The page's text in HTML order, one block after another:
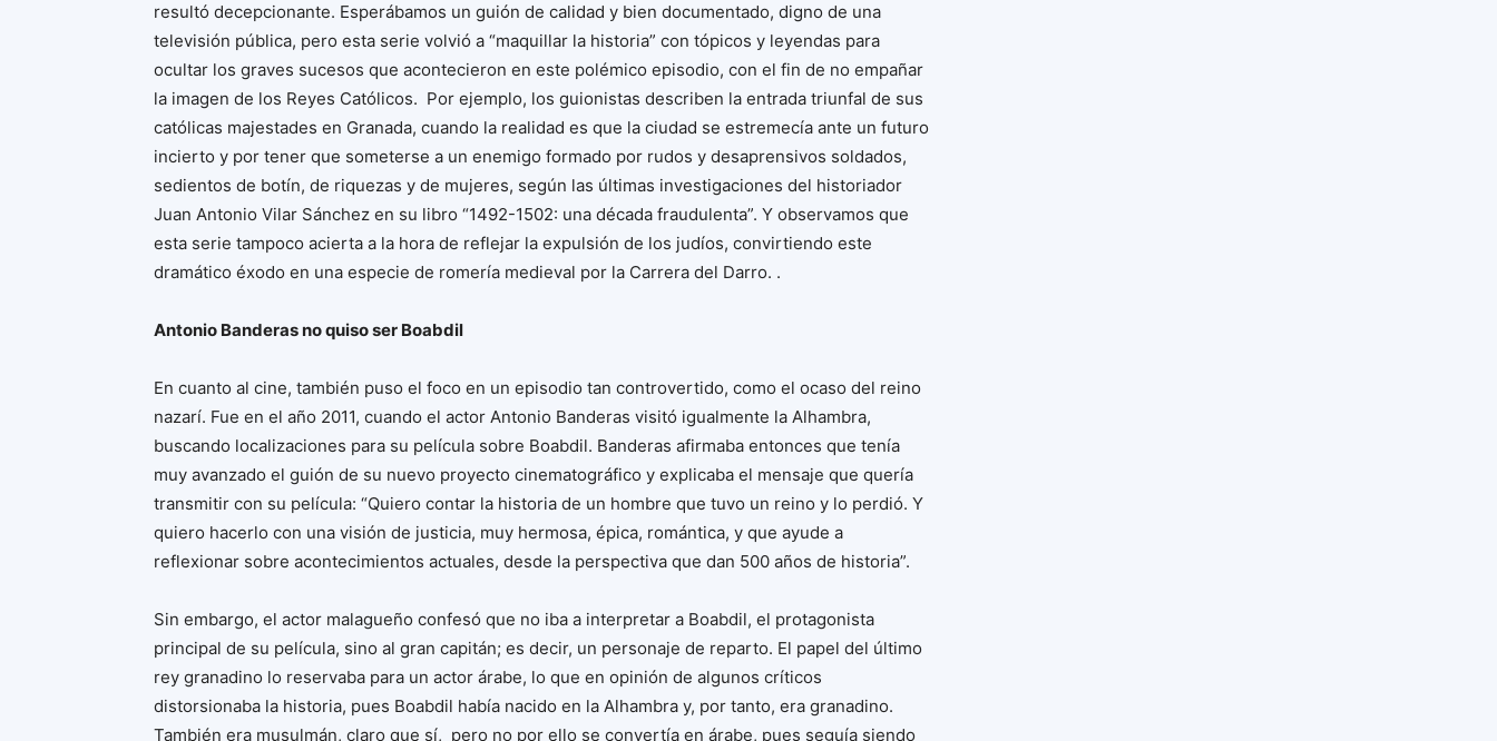
resultó decepcionante. Esperábamos un guión de calidad y bien documentado, digno de una
televisión pública, pero esta serie volvió a “maquillar la historia” con tópicos y leyendas para
ocultar los graves sucesos que acontecieron en este polémico episodio, con el fin de no empañar
la imagen de los Reyes Católicos. Por ejemplo, los guionistas describen la entrada triunfal de sus
católicas majestades en Granada, cuando la realidad es que la ciudad se estremecía ante un futuro
incierto y por tener que someterse a un enemigo formado por rudos y desaprensivos soldados,
sedientos de botín, de riquezas y de mujeres, según las últimas investigaciones del historiador
Juan Antonio Vilar Sánchez en su libro “1492-1502: una década fraudulenta”. Y observamos que
esta serie tampoco acierta a la hora de reflejar la expulsión de los judíos, convirtiendo este
dramático éxodo en una especie de romería medieval por la Carrera del Darro. .
Antonio Banderas no quiso ser Boabdil
En cuanto al cine, también puso el foco en un episodio tan controvertido, como el ocaso del reino
nazarí. Fue en el año 2011, cuando el actor Antonio Banderas visitó igualmente la Alhambra,
buscando localizaciones para su película sobre Boabdil. Banderas afirmaba entonces que tenía
muy avanzado el guión de su nuevo proyecto cinematográfico y explicaba el mensaje que quería
transmitir con su película: “Quiero contar la historia de un hombre que tuvo un reino y lo perdió. Y
quiero hacerlo con una visión de justicia, muy hermosa, épica, romántica, y que ayude a
reflexionar sobre acontecimientos actuales, desde la perspectiva que dan 500 años de historia”.
Sin embargo, el actor malagueño confesó que no iba a interpretar a Boabdil, el protagonista
principal de su película, sino al gran capitán; es decir, un personaje de reparto. El papel del último
rey granadino lo reservaba para un actor árabe, lo que en opinión de algunos críticos
distorsionaba la historia, pues Boabdil había nacido en la Alhambra y, por tanto, era granadino.
También era musulmán, claro que sí, pero no por ello se convertía en árabe, pues seguía siendo